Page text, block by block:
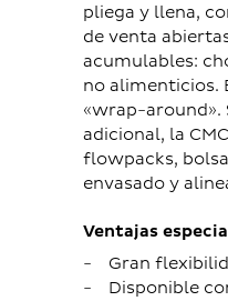
pliega y llena,
de venta
acumulables:
no alimenticios.
«wrap-around».
adicional, la
flowpacks,
envasado y
Ventajas
Gran
Disponible